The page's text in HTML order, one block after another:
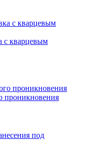
с кварцевым
проникновения